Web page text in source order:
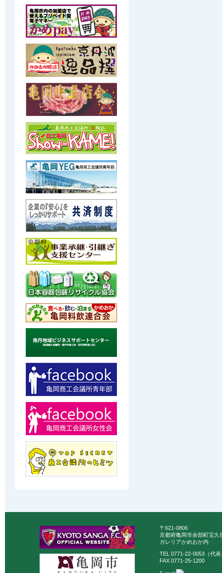
〒621-0806
京都府亀岡市余部町宝久
ガレリアかめおか内
TEL 0771-22-0053（代表
FAX 0771-25-1200